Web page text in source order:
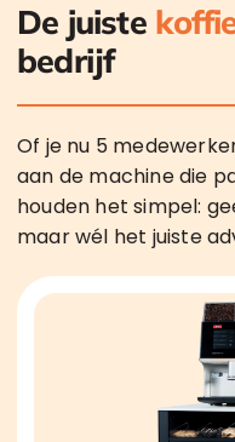
De juiste
bedrijf
Of je nu 5
aan de machine die
houden het simpel:
maar wél het juiste